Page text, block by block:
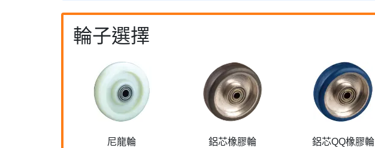
輪子選擇
尼龍輪 鋁芯橡膠輪 鋁芯QQ橡膠輪